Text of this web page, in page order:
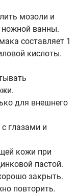
мозоли и
ножной ванны.
составляет 1
кислоты.
для внешнего
глазами и
кожи при
пастой.
закрыть.
повторить.